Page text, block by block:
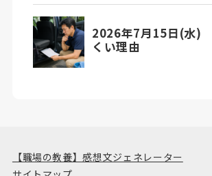
【職場の教養】感想文ジェネレーター